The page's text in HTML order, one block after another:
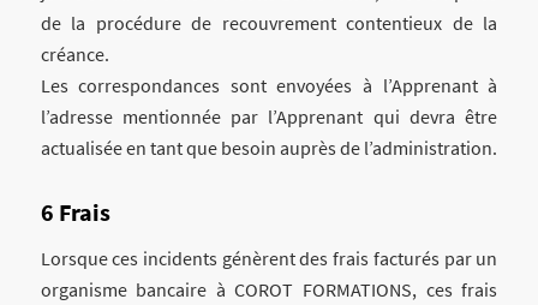
de la procédure de recouvrement contentieux de la
créance.
Les correspondances sont envoyées à l’Apprenant à
l’adresse mentionnée par l’Apprenant qui devra être
actualisée en tant que besoin auprès de l’administration.
Frais
Lorsque ces incidents génèrent des frais facturés par un
organisme bancaire à COROT FORMATIONS, ces frais